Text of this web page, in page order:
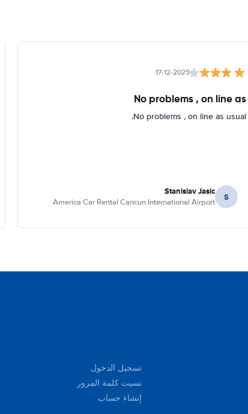
17-12-2025
No problems , on line as
No problems , on line as usual.
S
Stanislav Jasic
America Car Rental Cancun International Airport
تسجيل الدخول
نسيت كلمة المرور
إنشاء حساب